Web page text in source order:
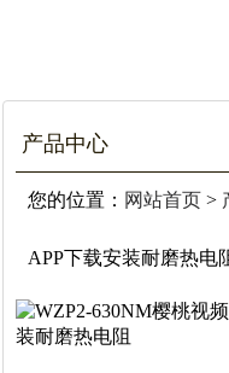
产品中心
您的位置： 网站首页 >
APP下载安装耐磨热电